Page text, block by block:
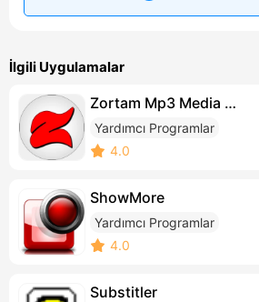
İlgili Uygulamalar
Zortam Mp3 Media Studio
Yardımcı Programlar
4.0
ShowMore
Yardımcı Programlar
4.0
Substitler